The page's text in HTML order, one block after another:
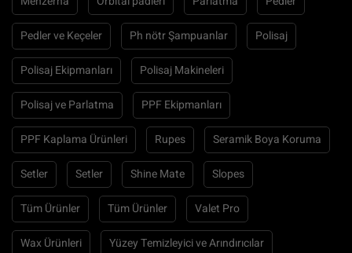
Pedler ve Keçeler Ph nötr Şampuanlar Polisaj
Polisaj Ekipmanları Polisaj Makineleri
Polisaj ve Parlatma PPF Ekipmanları
PPF Kaplama Ürünleri Rupes Seramik Boya Koruma
Setler Setler Shine Mate Slopes
Tüm Ürünler Tüm Ürünler Valet Pro
Wax Ürünleri Yüzey Temizleyici ve Arındırıcılar